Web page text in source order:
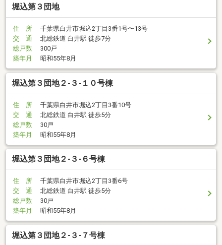
堀込第３団地
住 所
千葉県白井市堀込2丁目3番1号〜13号
交 通
北総鉄道 白井駅 徒歩7分
総戸数
300戸
築年月
昭和55年8月
堀込第３団地２-３-１０号棟
住 所
千葉県白井市堀込2丁目3番10号
交 通
北総鉄道 白井駅 徒歩5分
総戸数
30戸
築年月
昭和55年8月
堀込第３団地２-３-６号棟
住 所
千葉県白井市堀込2丁目3番6号
交 通
北総鉄道 白井駅 徒歩5分
総戸数
30戸
築年月
昭和55年8月
堀込第３団地２-３-７号棟